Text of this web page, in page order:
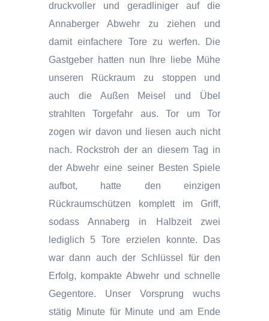
druckvoller und geradliniger auf die
Annaberger Abwehr zu ziehen und
damit einfachere Tore zu werfen. Die
Gastgeber hatten nun Ihre liebe Mühe
unseren Rückraum zu stoppen und
auch die Außen Meisel und Übel
strahlten Torgefahr aus. Tor um Tor
zogen wir davon und liesen auch nicht
nach. Rockstroh der an diesem Tag in
der Abwehr eine seiner Besten Spiele
aufbot, hatte den einzigen
Rückraumschützen komplett im Griff,
sodass Annaberg in Halbzeit zwei
lediglich 5 Tore erzielen konnte. Das
war dann auch der Schlüssel für den
Erfolg, kompakte Abwehr und schnelle
Gegentore. Unser Vorsprung wuchs
stätig Minute für Minute und am Ende